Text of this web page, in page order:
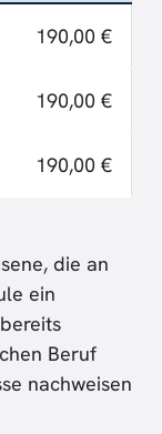
190,00 €
190,00 €
190,00 €
die an
ein
Beruf
nachweisen